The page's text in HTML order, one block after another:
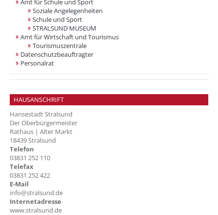
Amt für Schule und Sport
Soziale Angelegenheiten
Schule und Sport
STRALSUND MUSEUM
Amt für Wirtschaft und Tourismus
Tourismuszentrale
Datenschutzbeauftragter
Personalrat
HAUSANSCHRIFT
Hansestadt Stralsund
Der Oberbürgermeister
Rathaus | Alter Markt
18439 Stralsund
Telefon
03831 252 110
Telefax
03831 252 422
E-Mail
info@stralsund.de
Internetadresse
www.stralsund.de